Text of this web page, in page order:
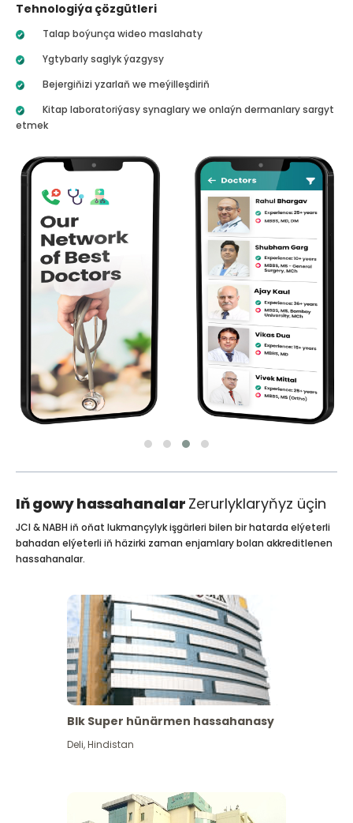
Tehnologiýa çözgütleri
Talap boýunça wideo maslahaty
Ygtybarly saglyk ýazgysy
Bejergiňizi yzarlaň we meýilleşdiriň
Kitap laboratoriýasy synaglary we onlaýn dermanlary sargyt
etmek
Iň gowy hassahanalar Zerurlyklaryňyz üçin
JCI & NABH iň oňat lukmançylyk işgärleri bilen bir hatarda elýeterli
bahadan elýeterli iň häzirki zaman enjamlary bolan akkreditlenen
hassahanalar.
Blk Super hünärmen hassahanasy
Deli,Hindistan